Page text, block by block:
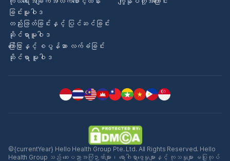
ခြင်းမူဝါဒ
တည်းဖြတ်ခြင်းနှင့် ပြင်ဆင်ခြင်း
ဆိုင်ရာမူဝါဒ
ကြော်ငြာနှင့် စပွန်ဆာ လက်ခံခြင်း
ဆိုင်ရာ မူဝါဒ
©{currentYear} Hello Health Group Pte. Ltd. All Rights Reserved. Hello
Health Group သည် ဆေးပညာအကြံဉာဏ်များ၊ ရောဂါရှာဖွေမှုများနှင့် ကုသမှုများ မပြုလုပ်